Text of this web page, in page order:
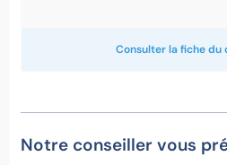
Consulter la fiche du
Notre conseiller vous